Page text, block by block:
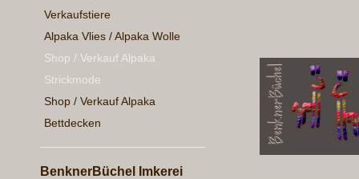
Verkaufstiere
Alpaka Vlies / Alpaka Wolle
Shop / Verkauf Alpaka
Strickmode
Shop / Verkauf Alpaka
Bettdecken
BenknerBüchel Imkerei